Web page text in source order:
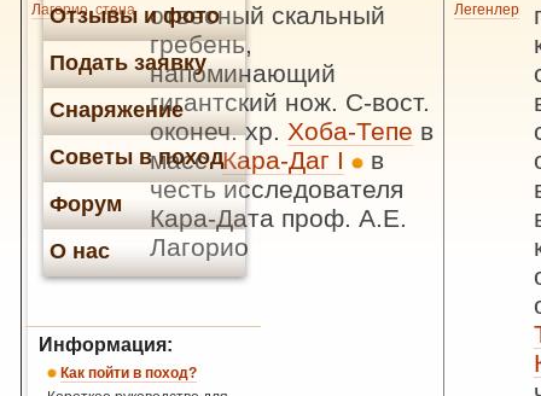
Лагорио, стена
отвесный скальный
гребень,
напоминающий
гигантский нож. С-вост.
оконеч. хр. Хоба-Тепе в
масс.Кара-Даг I
в
честь исследователя
Кара-Дата проф. А.Е.
Лагорио
Легенлер
Отзывы и фото
Подать заявку
Снаряжение
Советы в поход
Форум
О нас
Информация:
Как пойти в поход?